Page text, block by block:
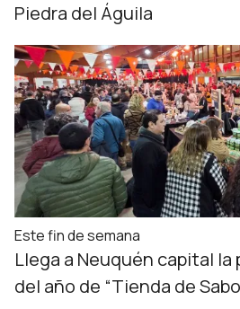
Piedra del Águila
Este fin de semana
Llega a Neuquén capital
del año de “Tienda de